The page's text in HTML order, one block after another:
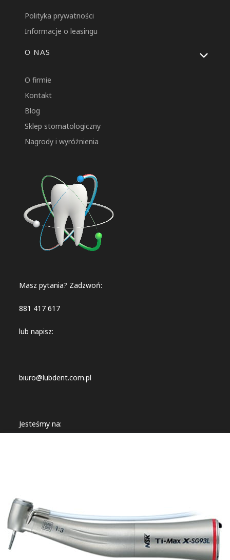
Polityka prywatności
Informacje o leasingu
O NAS
O firmie
Kontakt
Blog
Sklep stomatologiczny
Nagrody i wyróżnienia
Masz pytania? Zadzwoń:
881 417 617
lub napisz:
biuro@lubdent.com.pl
Jesteśmy na:
20-838Lublin
NIP:7123478665
Sklep internetowyShoper.pl